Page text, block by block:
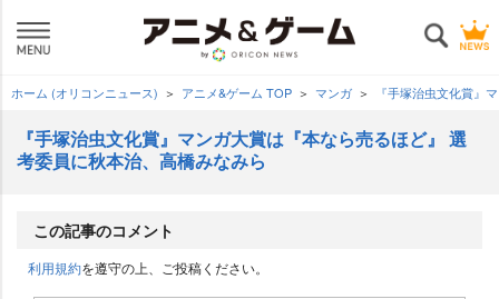
ホーム (オリコンニュース) アニメ&ゲーム TOP マンガ 『手塚治虫文化賞』
『手塚治虫文化賞』マンガ大賞は『本なら売るほど』 選
考委員に秋本治、高橋みなみら
この記事のコメント
利用規約を遵守の上、ご投稿ください。